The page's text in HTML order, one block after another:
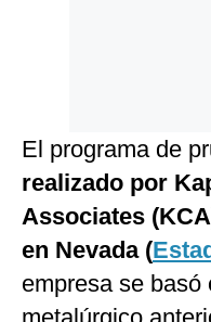
El programa de
realizado por
Associates
en Nevada (
empresa se basó